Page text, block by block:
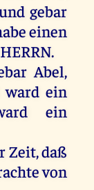
gebar
einen
HERRN.
Abel,
ward ein
ein
Zeit, daß
von